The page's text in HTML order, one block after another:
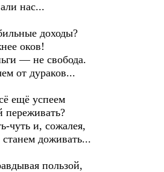
нас...
доходы?
оков!
— не свобода.
от дураков...
ещё успеем
переживать?
чуть и, сожалея,
доживать...
пользой,